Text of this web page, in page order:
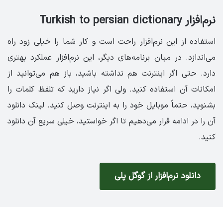
نرم‌افزار Turkish to persian dictionary
استفاده از این نرم‌افزار راحت است و کار شما را خیلی زود راه
می‌اندازد. در میان برنامه‌های دیگر، این نرم‌افزار عملکرد بهتری
دارد. حتی اگر اینترنت هم نداشته باشید، باز هم می‌توانید از
امکانات آن استفاده کنید. ولی اگر نیاز دارید که تلفظ کلمات را
بشنوید، حتماً موبایل خود را به اینترنت وصل کنید. لینک دانلود
آن را در ادامه قرار می‌دهیم تا اگر خواستید، خیلی سریع آن دانلود
کنید.
دانلود نرم‌افزار از گوگل پلی